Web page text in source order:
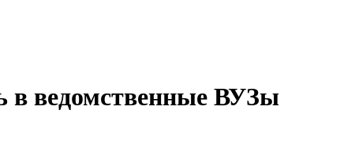
в ведомственные ВУЗы